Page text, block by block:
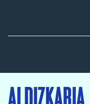
ALDIZKARIA